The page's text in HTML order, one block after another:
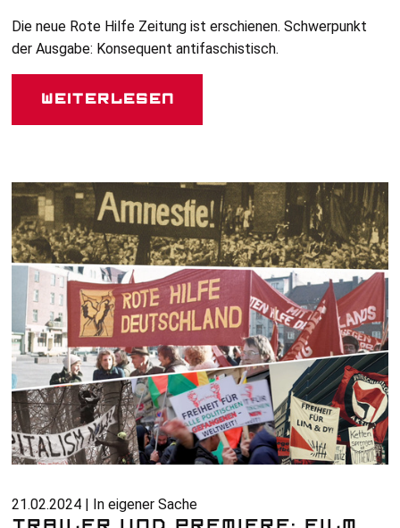
Die neue Rote Hilfe Zeitung ist erschienen. Schwerpunkt
der Ausgabe: Konsequent antifaschistisch.
Weiterlesen
21.02.2024 | In eigener Sache